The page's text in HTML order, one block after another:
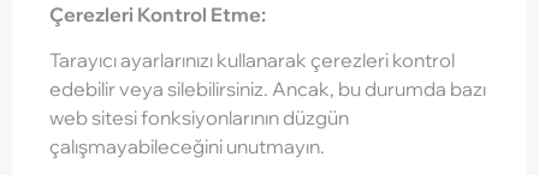
Çerezleri Kontrol Etme:
Tarayıcı ayarlarınızı kullanarak çerezleri kontrol
edebilir veya silebilirsiniz. Ancak, bu durumda bazı
web sitesi fonksiyonlarının düzgün
çalışmayabileceğini unutmayın.